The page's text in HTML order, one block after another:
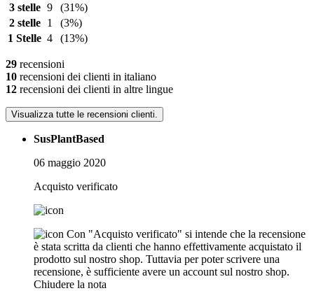
3 stelle 9
(31%)
2 stelle
1
(3%)
1 Stelle 4 (13%)
29 recensioni
10 recensioni dei clienti in italiano
12 recensioni dei clienti in altre lingue
Visualizza tutte le recensioni clienti.
SusPlantBased
06 maggio 2020
Acquisto verificato
Con "Acquisto verificato" si intende che la recensione
è stata scritta da clienti che hanno effettivamente acquistato il
prodotto sul nostro shop. Tuttavia per poter scrivere una
recensione, è sufficiente avere un account sul nostro shop.
Chiudere la nota